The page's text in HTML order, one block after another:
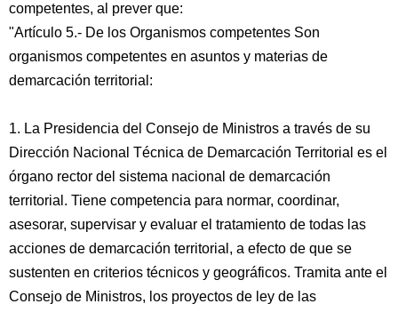
competentes, al prever que:
"Artículo 5.- De los Organismos competentes Son
organismos competentes en asuntos y materias de
demarcación territorial:
1. La Presidencia del Consejo de Ministros a través de su
Dirección Nacional Técnica de Demarcación Territorial es el
órgano rector del sistema nacional de demarcación
territorial. Tiene competencia para normar, coordinar,
asesorar, supervisar y evaluar el tratamiento de todas las
acciones de demarcación territorial, a efecto de que se
sustenten en criterios técnicos y geográficos. Tramita ante el
Consejo de Ministros, los proyectos de ley de las